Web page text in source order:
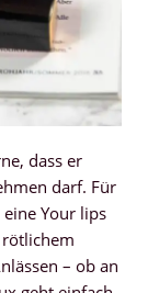
dass er
darf. Für
Your lips
– ob an